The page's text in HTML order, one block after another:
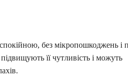
без мікропошкоджень і
її чутливість і можуть